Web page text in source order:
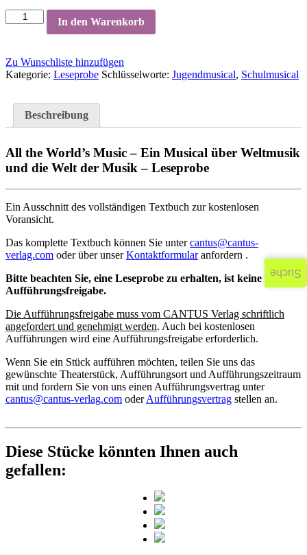
In den Warenkorb
Zu Wunschliste hinzufügen
Kategorie: Leseprobe Schlüsselworte: Jugendmusical, Schulmusical
Beschreibung
All the World’s Music – Ein Musical über Weltmusik
und die Welt der Musik – Leseprobe
Ein Ausschnitt des vollständigen Textbuch zur kostenlosen
Voransicht.
Das komplette Textbuch können Sie untercantus@cantus-
verlag.com oder über unserKontaktformularanfordern .
Bitte beachten Sie, eine Leseprobe zu erhalten, ist keine
Aufführungsfreigabe.
Die Aufführungsfreigabe muss vom CANTUS Verlag schriftlich
angefordert und genehmigt werden. Auch bei kostenlosen
Aufführungen wird eine Aufführungsfreigabe erforderlich.
Wenn Sie ein Stück aufführen möchten, teilen Sie uns das
gewünschte Theaterstück, Aufführungsort und Aufführungszeitraum
mit und fordern Sie von uns einen Aufführungsvertrag unter
cantus@cantus-verlag.com oderAufführungsvertrag stellen an.
Diese Stücke könnten Ihnen auch
gefallen:
Suche